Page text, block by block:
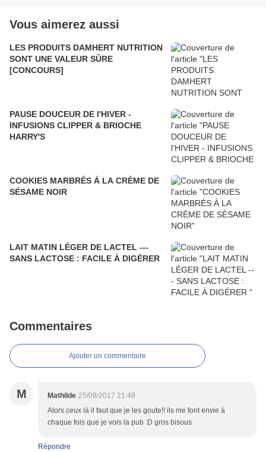
Vous aimerez aussi
LES PRODUITS DAMHERT NUTRITION
SONT UNE VALEUR SÛRE
[CONCOURS]
PAUSE DOUCEUR DE l'HIVER -
INFUSIONS CLIPPER & BRIOCHE
HARRY'S
COOKIES MARBRÉS À LA CRÈME DE
SÉSAME NOIR
LAIT MATIN LÉGER DE LACTEL ---
SANS LACTOSE : FACILE À DIGÉRER
Commentaires
Ajouter un commentaire
M Mathilde 25/08/2017 21:48
Alors ceux là il faut que je les goute!! ils me font envie à
chaque fois que je vois la pub :D gros bisous
Répondre